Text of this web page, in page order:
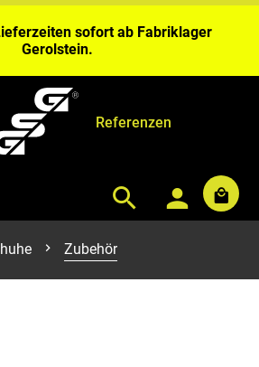
sofort ab Fabriklager
Gerolstein.
Bearbeitungszeit ein.
sofort ab Fabriklager
Gerolstein.
Referenzen
Zubehör